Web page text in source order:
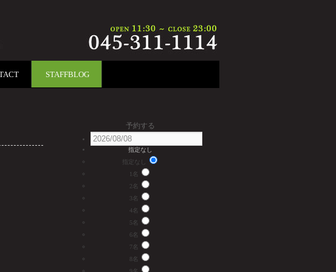
STAFFBLOG
予約する
指定なし
指定なし
1名
2名
3名
4名
5名
6名
7名
8名